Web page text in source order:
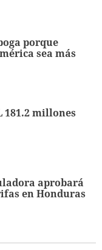
porque
sea más
181.2 millones
aprobará
en Honduras